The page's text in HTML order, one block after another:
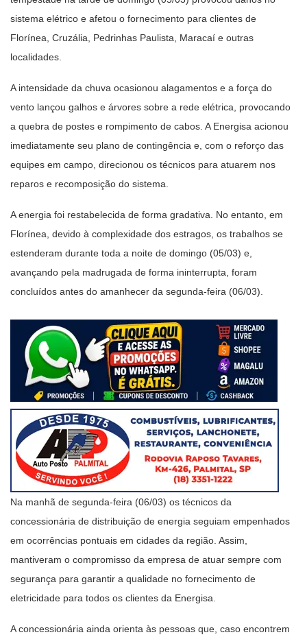
sistema elétrico e afetou o fornecimento para clientes de
Florínea, Cruzália, Pedrinhas Paulista, Maracaí e outras
localidades.
A intensidade da chuva ocasionou alagamentos e a força do
vento lançou galhos e árvores sobre a rede elétrica, provocando
a quebra de postes e rompimento de cabos. A Energisa acionou
imediatamente seu plano de contingência e, com o reforço das
equipes em campo, direcionou os técnicos para atuarem nos
reparos e recomposição do sistema.
A energia foi restabelecida de forma gradativa. No entanto, em
Florínea, devido à complexidade dos estragos, os trabalhos se
estenderam durante toda a noite de domingo (05/03) e,
avançando pela madrugada de forma ininterrupta, foram
concluídos antes do amanhecer da segunda-feira (06/03).
Na manhã de segunda-feira (06/03) os técnicos da
concessionária de distribuição de energia seguiam empenhados
em ocorrências pontuais em cidades da região. Assim,
mantiveram o compromisso da empresa de atuar sempre com
segurança para garantir a qualidade no fornecimento de
eletricidade para todos os clientes da Energisa.
A concessionária ainda orienta às pessoas que, caso encontrem